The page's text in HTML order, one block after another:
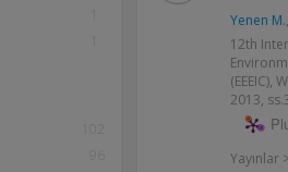
Yenen M.
12th
(EEEIC),
2013,
Yayınlar